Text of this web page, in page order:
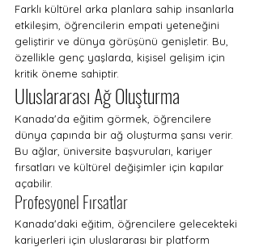
Farklı kültürel arka planlara sahip insanlarla
etkileşim, öğrencilerin empati yeteneğini
geliştirir ve dünya görüşünü genişletir. Bu,
özellikle genç yaşlarda, kişisel gelişim için
kritik öneme sahiptir.
Uluslararası Ağ Oluşturma
Kanada'da eğitim görmek, öğrencilere
dünya çapında bir ağ oluşturma şansı verir.
Bu ağlar, üniversite başvuruları, kariyer
fırsatları ve kültürel değişimler için kapılar
açabilir.
Profesyonel Fırsatlar
Kanada'daki eğitim, öğrencilere gelecekteki
kariyerleri için uluslararası bir platform